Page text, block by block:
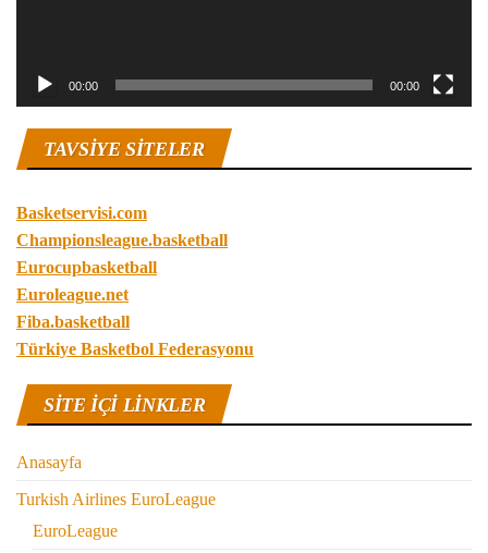
00:00 00:00
TAVSIYE SITELER
Basketservisi.com
Championsleague.basketball
Eurocupbasketball
Euroleague.net
Fiba.basketball
Türkiye Basketbol Federasyonu
SITE IÇI LINKLER
Anasayfa
Turkish Airlines EuroLeague
EuroLeague